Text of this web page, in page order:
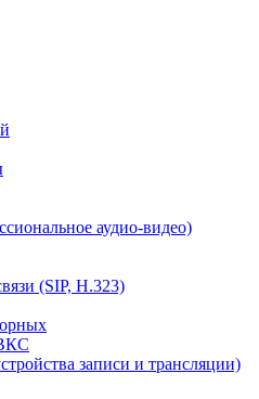
аудио-видео)
(SIP, H.323)
записи и трансляции)